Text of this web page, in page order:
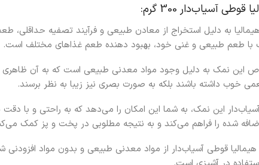
آسیاب‌دار 300 گرم:
به دلیل استخراج از معادن طبیعی و فرآیند تصفیه حداقلی،
طعم طبیعی و غنی خود، بهبود دهنده طعم غذاهای مختلف است.
این نمک به دلیل وجود مواد معدنی طبیعی است که به آن
خوب داشته باشند بلکه به صورت بصری نیز زیبا به نظر برسند.
این نمک، به شما این امکان را می‌دهد که به راحتی و با دقت
شده را فراهم می‌کند و به نتیجه مطلوبی در پخت و پز کمک
قوطی آسیاب‌دار از مواد معدنی طبیعی و بدون مواد